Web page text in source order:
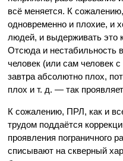
всё меняется. К
одновременно и плохие, и
людей, и выдерживать это
Отсюда и нестабильность
человек (или сам человек
завтра абсолютно плох,
плох и т. д. — так
К сожалению, ПРЛ, как и
трудом поддаётся
проявления пограничного
списывают на скверный